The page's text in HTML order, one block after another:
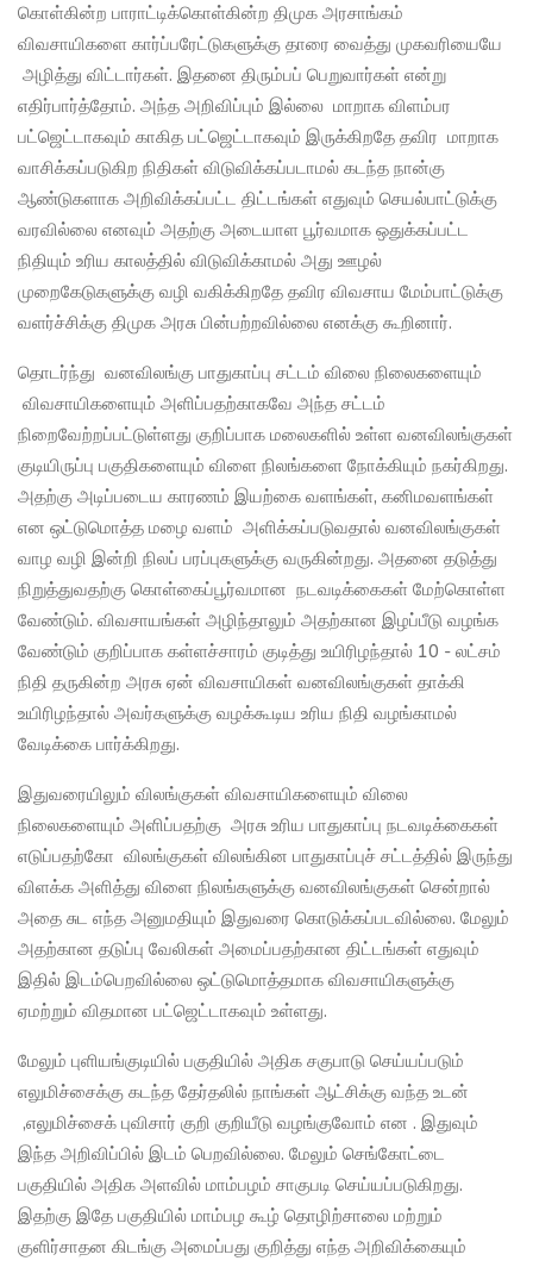
கொள்கின்ற பாராட்டிக்கொள்கின்ற திமுக அரசாங்கம்
விவசாயிகளை கார்ப்பரேட்டுகளுக்கு தாரை வைத்து முகவரியையே
அழித்து விட்டார்கள். இதனை திரும்பப் பெறுவார்கள் என்று
எதிர்பார்த்தோம். அந்த அறிவிப்பும் இல்லை மாறாக விளம்பர
பட்ஜெட்டாகவும் காகித பட்ஜெட்டாகவும் இருக்கிறதே தவிர மாறாக
வாசிக்கப்படுகிற நிதிகள் விடுவிக்கப்படாமல் கடந்த நான்கு
ஆண்டுகளாக அறிவிக்கப்பட்ட திட்டங்கள் எதுவும் செயல்பாட்டுக்கு
வரவில்லை எனவும் அதற்கு அடையாள பூர்வமாக ஒதுக்கப்பட்ட
நிதியும் உரிய காலத்தில் விடுவிக்காமல் அது ஊழல்
முறைகேடுகளுக்கு வழி வகிக்கிறதே தவிர விவசாய மேம்பாட்டுக்கு
வளர்ச்சிக்கு திமுக அரசு பின்பற்றவில்லை எனக்கு கூறினார்.
தொடர்ந்து வனவிலங்கு பாதுகாப்பு சட்டம் விலை நிலைகளையும்
விவசாயிகளையும் அளிப்பதற்காகவே அந்த சட்டம்
நிறைவேற்றப்பட்டுள்ளது குறிப்பாக மலைகளில் உள்ள வனவிலங்குகள்
குடியிருப்பு பகுதிகளையும் விளை நிலங்களை நோக்கியும் நகர்கிறது.
அதற்கு அடிப்படைய காரணம் இயற்கை வளங்கள், கனிமவளங்கள்
என ஒட்டுமொத்த மழை வளம் அளிக்கப்படுவதால் வனவிலங்குகள்
வாழ வழி இன்றி நிலப் பரப்புகளுக்கு வருகின்றது. அதனை தடுத்து
நிறுத்துவதற்கு கொள்கைப்பூர்வமான நடவடிக்கைகள் மேற்கொள்ள
வேண்டும். விவசாயங்கள் அழிந்தாலும் அதற்கான இழப்பீடு வழங்க
வேண்டும் குறிப்பாக கள்ளச்சாரம் குடித்து உயிரிழந்தால் 10 - லட்சம்
நிதி தருகின்ற அரசு ஏன் விவசாயிகள் வனவிலங்குகள் தாக்கி
உயிரிழந்தால் அவர்களுக்கு வழக்கூடிய உரிய நிதி வழங்காமல்
வேடிக்கை பார்க்கிறது.
இதுவரையிலும் விலங்குகள் விவசாயிகளையும் விலை
நிலைகளையும் அளிப்பதற்கு அரசு உரிய பாதுகாப்பு நடவடிக்கைகள்
எடுப்பதற்கோ விலங்குகள் விலங்கின பாதுகாப்புச் சட்டத்தில் இருந்து
விளக்க அளித்து விளை நிலங்களுக்கு வனவிலங்குகள் சென்றால்
அதை சுட எந்த அனுமதியும் இதுவரை கொடுக்கப்படவில்லை. மேலும்
அதற்கான தடுப்பு வேலிகள் அமைப்பதற்கான திட்டங்கள் எதுவும்
இதில் இடம்பெறவில்லை ஒட்டுமொத்தமாக விவசாயிகளுக்கு
ஏமற்றும் விதமான பட்ஜெட்டாகவும் உள்ளது.
மேலும் புளியங்குடியில் பகுதியில் அதிக சகுபாடு செய்யப்படும்
எலுமிச்சைக்கு கடந்த தேர்தலில் நாங்கள் ஆட்சிக்கு வந்த உடன்
,எலுமிச்சைக் புவிசார் குறி குறியீடு வழங்குவோம் என . இதுவும்
இந்த அறிவிப்பில் இடம் பெறவில்லை. மேலும் செங்கோட்டை
பகுதியில் அதிக அளவில் மாம்பழம் சாகுபடி செய்யப்படுகிறது.
இதற்கு இதே பகுதியில் மாம்பழ கூழ் தொழிற்சாலை மற்றும்
குளிர்சாதன கிடங்கு அமைப்பது குறித்து எந்த அறிவிக்கையும்